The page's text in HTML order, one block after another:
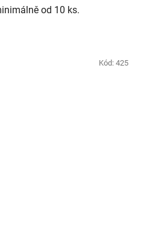
od 10 ks.
Kód: 425